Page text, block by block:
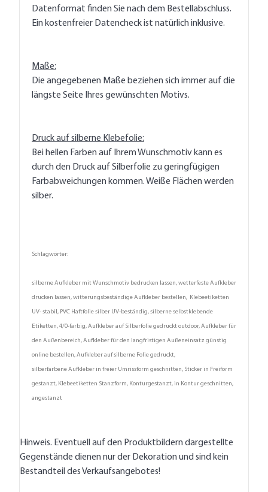
Datenformat finden Sie nach dem Bestellabschluss.
Ein kostenfreier Datencheck ist natürlich inklusive.
Maße:
Die angegebenen Maße beziehen sich immer auf die
längste Seite Ihres gewünschten Motivs.
Druck auf silberne Klebefolie:
Bei hellen Farben auf Ihrem Wunschmotiv kann es
durch den Druck auf Silberfolie zu geringfügigen
Farbabweichungen kommen. Weiße Flächen werden
silber.
Schlagwörter:
silberne Aufkleber mit Wunschmotiv bedrucken lassen, wetterfeste Aufkleber
drucken lassen, witterungsbeständige Aufkleber bestellen, Klebeetiketten
UV- stabil, PVC Haftfolie silber UV-beständig, silberne selbstklebende
Etiketten, 4/0-farbig, Aufkleber auf Silberfolie gedruckt outdoor, Aufkleber für
den Außenbereich, Aufkleber für den langfristigen Außeneinsatz günstig
online bestellen, Aufkleber auf silberne Folie gedruckt,
silberfarbene Aufkleber in freier Umrissform geschnitten, Sticker in Freiform
gestanzt, Klebeetiketten Stanzform, Konturgestanzt, in Kontur geschnitten,
angestanzt
Hinweis. Eventuell auf den Produktbildern dargestellte
Gegenstände dienen nur der Dekoration und sind kein
Bestandteil des Verkaufsangebotes!